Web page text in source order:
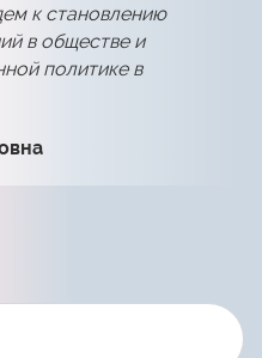
к становлению
в обществе и
политике в